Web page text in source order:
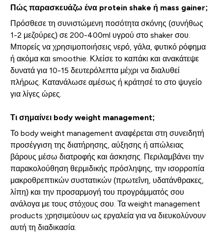
Πώς παρασκευάζω ένα protein shake ή mass gainer;
Πρόσθεσε τη συνιστώμενη ποσότητα σκόνης (συνήθως
1-2 μεζούρες) σε 200-400ml υγρού στο shaker σου.
Μπορείς να χρησιμοποιήσεις νερό, γάλα, φυτικό ρόφημα
ή ακόμα και smoothie. Κλείσε το καπάκι και ανακάτεψε
δυνατά για 10-15 δευτερόλεπτα μέχρι να διαλυθεί
πλήρως. Κατανάλωσε αμέσως ή κράτησέ το στο ψυγείο
για λίγες ώρες.
Τι σημαίνει body weight management;
Το body weight management αναφέρεται στη συνειδητή
προσέγγιση της διατήρησης, αύξησης ή απώλειας
βάρους μέσω διατροφής και άσκησης. Περιλαμβάνει την
παρακολούθηση θερμιδικής πρόσληψης, την ισορροπία
μακροθρεπτικών συστατικών (πρωτεΐνη, υδατάνθρακες,
λίπη) και την προσαρμογή του προγράμματός σου
ανάλογα με τους στόχους σου. Τα weight management
products χρησιμεύουν ως εργαλεία για να διευκολύνουν
αυτή τη διαδικασία.